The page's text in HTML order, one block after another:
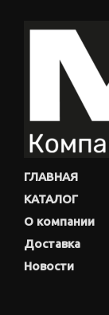
ГЛАВНАЯ
КАТАЛОГ
О компании
Доставка
Новости